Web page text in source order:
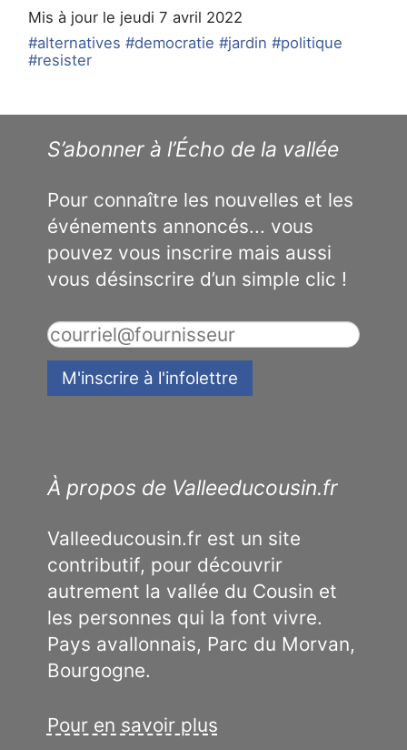
Mis à jour le jeudi 7 avril 2022
#alternatives #democratie #jardin #politique
#resister
S’abonner à l’Écho de la vallée
Pour connaître les nouvelles et les
événements annoncés... vous
pouvez vous inscrire mais aussi
vous désinscrire d’un simple clic !
À propos de Valleeducousin.fr
Valleeducousin.fr est un site
contributif, pour découvrir
autrement la vallée du Cousin et
les personnes qui la font vivre.
Pays avallonnais, Parc du Morvan,
Bourgogne.
Pour en savoir plus